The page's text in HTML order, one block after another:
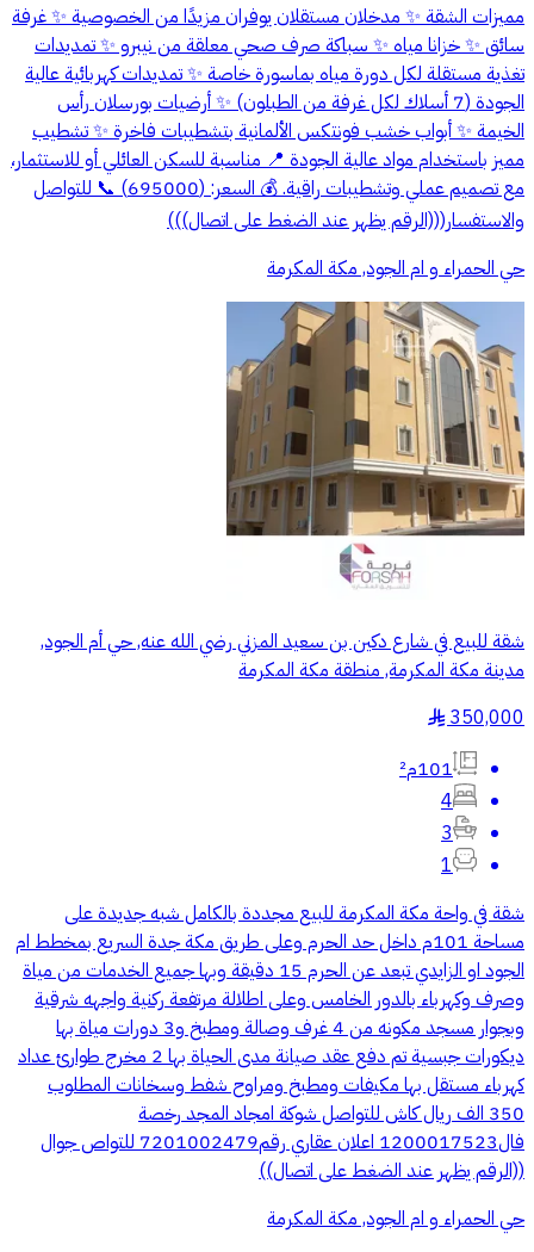
مميزات الشقة ✨ مدخلان مستقلان يوفران مزيدًا من الخصوصية ✨ غرفة
سائق ✨ خزانا مياه ✨ سباكة صرف صحي معلقة من نيبرو ✨ تمديدات
تغذية مستقلة لكل دورة مياه بماسورة خاصة ✨ تمديدات كهربائية عالية
الجودة (7 أسلاك لكل غرفة من الطبلون) ✨ أرضيات بورسلان رأس
الخيمة ✨ أبواب خشب فونتكس الألمانية بتشطيبات فاخرة ✨ تشطيب
مميز باستخدام مواد عالية الجودة 📍 مناسبة للسكن العائلي أو للاستثمار،
مع تصميم عملي وتشطيبات راقية. 💰 السعر: (695000) 📞 للتواصل
والاستفسار(((الرقم يظهر عند الضغط على اتصال)))
حي الحمراء و ام الجود, مكة المكرمة
شقة للبيع في شارع دكين بن سعيد المزني رضي الله عنه, حي أم الجود,
مدينة مكة المكرمة, منطقة مكة المكرمة
350,000
§
101م²
4
3
1
شقة في واحة مكة المكرمة للبيع مجددة بالكامل شبه جديدة على
مساحة 101م داخل حد الحرم وعلى طريق مكة جدة السريع بمخطط ام
الجود او الزايدي تبعد عن الحرم 15 دقيقة وبها جميع الخدمات من مياة
وصرف وكهرباء بالدور الخامس وعلى اطلالة مرتفعة ركنية واجهه شرقية
وبجوار مسجد مكونه من 4 غرف وصالة ومطبخ و3 دورات مياة بها
ديكورات جبسية تم دفع عقد صيانة مدى الحياة بها 2 مخرج طوارئ عداد
كهرباء مستقل بها مكيفات ومطبخ ومراوح شفط وسخانات المطلوب
350 الف ريال كاش للتواصل شوكة امجاد المجد رخصة
فال1200017523 اعلان عقاري رقم7201002479 للتواص جوال
((الرقم يظهر عند الضغط على اتصال))
حي الحمراء و ام الجود, مكة المكرمة